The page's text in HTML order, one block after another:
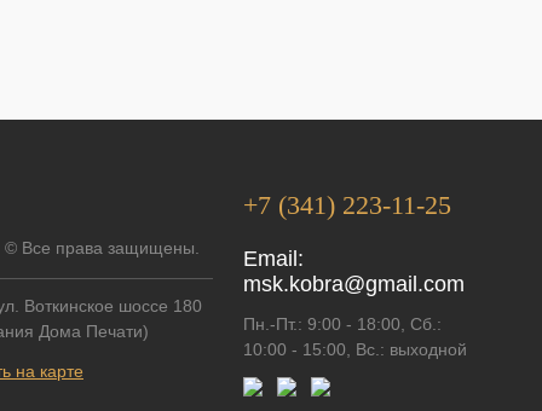
© Все права защищены.
Воткинское шоссе 180
Дома Печати)
на карте
+7 (341) 223-11-25
Email:
msk.kobra@gmail.com
Пн.-Пт.: 9:00 - 18:00, Сб.:
10:00 - 15:00, Вс.: выходной